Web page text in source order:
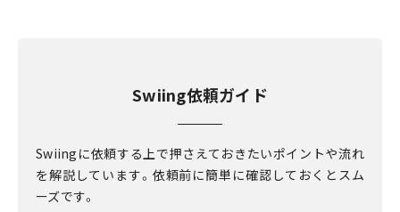
Swiing依頼ガイド
Swiingに依頼する上で押さえておきたいポイントや流れ
を解説しています。依頼前に簡単に確認しておくとスム
ーズです。